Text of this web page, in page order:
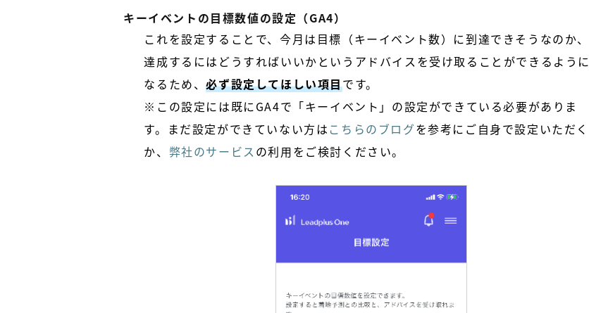
キーイベントの目標数値の設定（GA4）
これを設定することで、今月は目標（キーイベント数）に到達できそうなのか、
達成するにはどうすればいいかというアドバイスを受け取ることができるように
なるため、必ず設定してほしい項目です。
※ この設定には既にGA4で「キーイベント」の設定ができている必要がありま
す。まだ設定ができていない方はこちらのブログを参考にご自身で設定いただく
か、 弊社のサービス の利用をご検討ください。